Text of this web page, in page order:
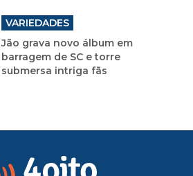
VARIEDADES
Jão grava novo álbum em
barragem de SC e torre
submersa intriga fãs